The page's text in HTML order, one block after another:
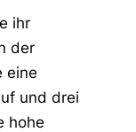
ihr
der
eine
und drei
hohe